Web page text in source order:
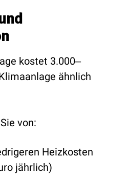
kostet 3.000‒
ähnlich
von:
Heizkosten
jährlich)